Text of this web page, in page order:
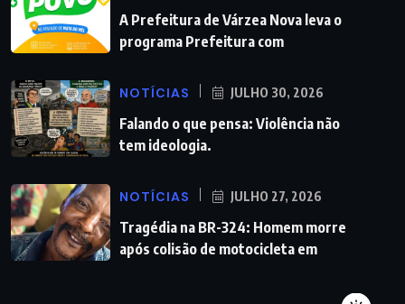
A Prefeitura de Várzea Nova leva o
programa Prefeitura com
NOTÍCIAS JULHO 30, 2026
Falando o que pensa: Violência não
tem ideologia.
NOTÍCIAS JULHO 27, 2026
Tragédia na BR-324: Homem morre
após colisão de motocicleta em